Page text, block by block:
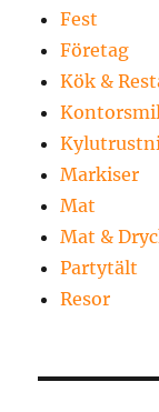
Fest
Företag
Kök &
Markiser
Mat
Mat &
Partytält
Resor